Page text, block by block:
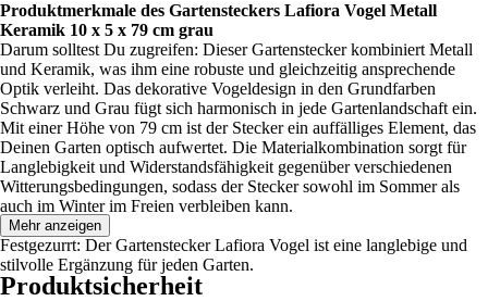
Produktmerkmale des Gartensteckers Lafiora Vogel Metall
Keramik 10 x 5 x 79 cm grau
Darum solltest Du zugreifen: Dieser Gartenstecker kombiniert Metall
und Keramik, was ihm eine robuste und gleichzeitig ansprechende
Optik verleiht. Das dekorative Vogeldesign in den Grundfarben
Schwarz und Grau fügt sich harmonisch in jede Gartenlandschaft ein.
Mit einer Höhe von 79 cm ist der Stecker ein auffälliges Element, das
Deinen Garten optisch aufwertet. Die Materialkombination sorgt für
Langlebigkeit und Widerstandsfähigkeit gegenüber verschiedenen
Witterungsbedingungen, sodass der Stecker sowohl im Sommer als
auch im Winter im Freien verbleiben kann.
Festgezurrt: Der Gartenstecker Lafiora Vogel ist eine langlebige und
stilvolle Ergänzung für jeden Garten.
Mehr anzeigen
Produktsicherheit